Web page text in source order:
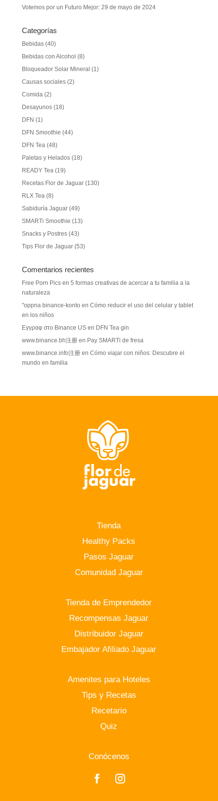
Votemos por un Futuro Mejor: 29 de mayo de 2024
Categorías
Bebidas(40)
Bebidas con Alcohol (8)
Bloqueador Solar Mineral (1)
Causas sociales(2)
Comida(2)
Desayunos(18)
DFN (1)
DFN Smoothie (44)
DFN Tea(48)
Paletas y Helados(18)
READY Tea(19)
Recetas Flor de Jaguar(130)
RLX Tea(8)
Sabiduría Jaguar(49)
SMARTi Smoothie (13)
Snacks y Postres(43)
Tips Flor de Jaguar(53)
Comentarios recientes
Free Porn Picsen 5 formas creativas de acercar a tu familia a la
naturaleza
"oppna binance-konto en Cómo reducir el uso del celular y tablet
en los niños
Εγγραφ στο Binance USen DFN Tea gin
www.binance.bh注册en Pay SMARTi de fresa
www.binance.info注册en Cómo viajar con niños: Descubre el
mundo en familia
Tienda
Healthy Packs
Pasos Jaguar
Comunidad Jaguar
Tienda de Emprendedor
Recompensas Jaguar
Distribuidor Jaguar
Embajador Afiliado Jaguar
Amenites para Hoteles
Tips y Recetas
Recetario
Quiz
Conócenos